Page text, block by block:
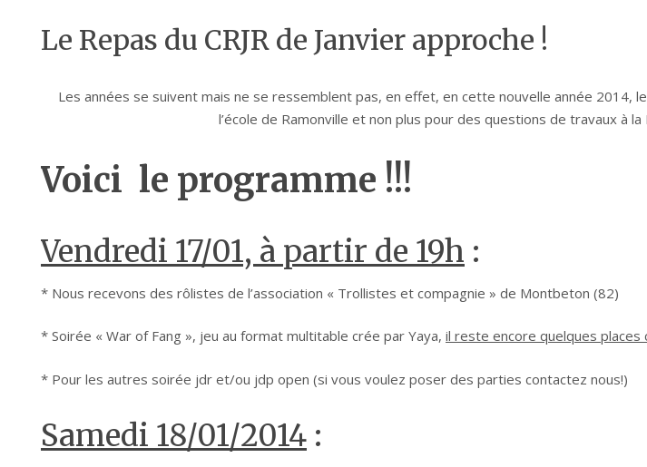
Le Repas du CRJR de Janvier approche !
Les années se suivent mais ne se ressemblent pas, en effet, en cette nouvelle année 2014,
l’école de Ramonville et non plus pour des questions de travaux à la
Voici le programme !!!
Vendredi 17/01, à partir de 19h :
* Nous recevons des rôlistes de l’association « Trollistes et compagnie » de Montbeton (82)
* Soirée « War of Fang », jeu au format multitable crée par Yaya, il reste encore quelques places
* Pour les autres soirée jdr et/ou jdp open (si vous voulez poser des parties contactez nous!)
Samedi 18/01/2014 :